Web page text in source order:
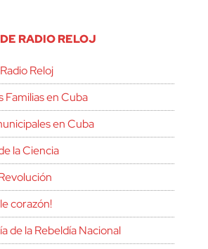
RADIO RELOJ
Reloj
Familias en Cuba
en Cuba
la Ciencia
corazón!
de la Rebeldía Nacional